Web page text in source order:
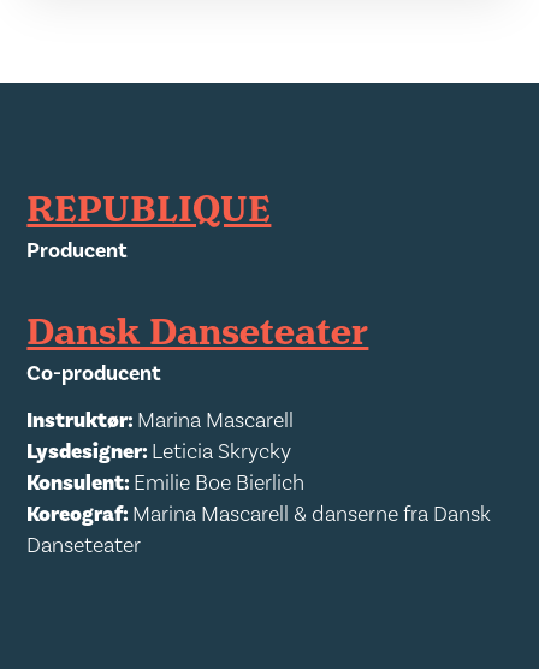
REPUBLIQUE
Producent
Dansk Danseteater
Co-producent
Instruktør: Marina Mascarell
Lysdesigner: Leticia Skrycky
Konsulent: Emilie Boe Bierlich
Koreograf: Marina Mascarell & danserne fra Dansk
Danseteater